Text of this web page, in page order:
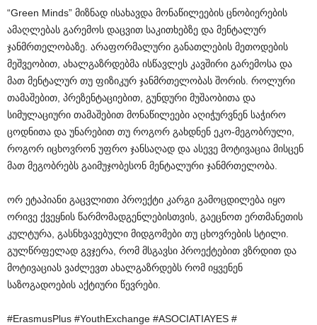
“Green Minds” მიზნად ისახავდა მონაწილეების ცნობიერების
ამაღლებას გარემოს დაცვით საკითხებზე და მენტალურ
ჯანმრთელობაზე. არაფორმალური განათლების მეთოდების
მეშვეობით, ახალგაზრდებმა ისწავლეს კავშირი გარემოსა და
მათ მენტალურ თუ ფიზიკურ ჯანმრთელობას შორის. როლური
თამაშებით, პრეზენტაციებით, გუნდური მუშაობითა და
სიმულაციური თამაშებით მონაწილეები აღიჭურვნენ საჭირო
ცოდნითა და უნარებით თუ როგორ გახდნენ ეკო-მეგობრული,
როგორ იცხოვრონ უფრო ჯანსაღად და ასევე მოტივაცია მისცენ
მათ მეგობრებს გაიმუჯობესონ მენტალური ჯანმრთელობა.
ორ ეტაპიანი გაცვლითი პროექტი კარგი გამოცდილება იყო
ორივე ქვეყნის წარმომადგენლებისთვის, გაეცნოთ ერთმანეთის
კულტურა, გასნხვავებული მიდგომები თუ ცხოვრების სტილი.
გულწრფელად გვჯერა, რომ მსგავსი პროექტებით ვზრდით და
მოტივაციას ვაძლევთ ახალგაზრდებს რომ იყვენენ
საზოგადოების აქტიური წევრები.
#ErasmusPlus #YouthExchange #ASOCIATIAYES #